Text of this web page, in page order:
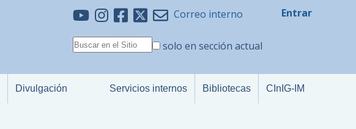
Correo interno
solo en sección actual
Entrar
Divulgación Servicios internos Bibliotecas CInIG-IM